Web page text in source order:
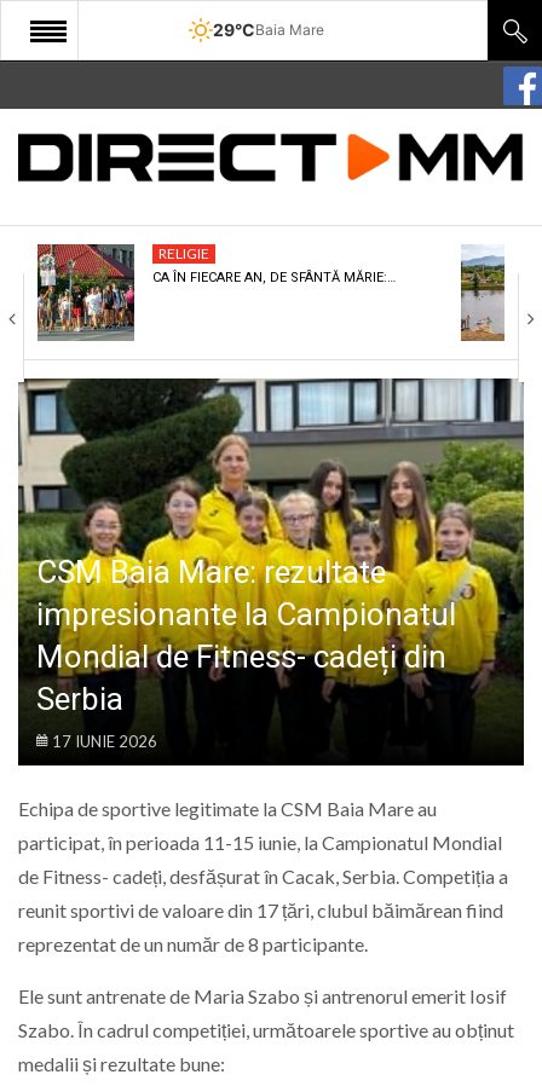
29°CBaia Mare
START
COMUNITATE
CULTURA
ECONOMIE
SANATATE
SPORT
SPECIAL
POLITIC
LIFE
RELIGIE
CA ÎN FIECARE AN, DE SFÂNTĂ MĂRIE:…
CSM Baia Mare: rezultate
impresionante la Campionatul
Mondial de Fitness- cadeți din
Serbia
17 IUNIE 2026
Echipa de sportive legitimate la CSM Baia Mare au
participat, în perioada 11-15 iunie, la Campionatul Mondial
de Fitness- cadeți, desfășurat în Cacak, Serbia. Competiția a
reunit sportivi de valoare din 17 țări, clubul băimărean fiind
reprezentat de un număr de 8 participante.
Ele sunt antrenate de Maria Szabo și antrenorul emerit Iosif
Szabo. În cadrul competiției, următoarele sportive au obținut
medalii și rezultate bune: